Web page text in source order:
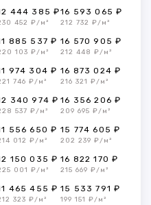
444 385 ₽
452 ₽/м²
16 593 065 ₽
212 732 ₽/м²
885 537 ₽
103 ₽/м²
16 570 905 ₽
212 448 ₽/м²
974 304 ₽
746 ₽/м²
16 873 024 ₽
216 321 ₽/м²
340 974 ₽
537 ₽/м²
16 356 206 ₽
209 695 ₽/м²
556 650 ₽
012 ₽/м²
15 774 605 ₽
202 239 ₽/м²
150 035 ₽
001 ₽/м²
16 822 170 ₽
215 669 ₽/м²
465 455 ₽
323 ₽/м²
15 533 791 ₽
199 151 ₽/м²